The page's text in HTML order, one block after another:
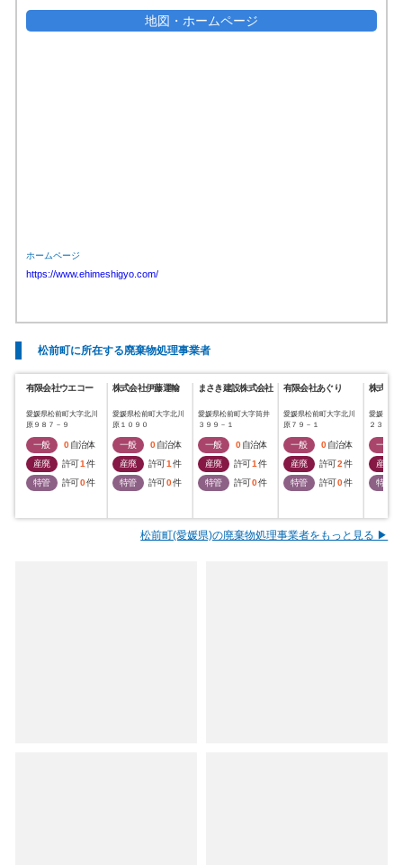
地図・ホームページ
ホームページ
https://www.ehimeshigyo.com/
松前町に所在する廃棄物処理事業者
有限会社ウエコー
愛媛県松前町大字北川
原９８７－９
一般 0 自治体
産廃
許可1 件
特管
許可0件
株式会社伊藤運輸
愛媛県松前町大字北川
原１０９０
一般 0 自治体
産廃
許可1 件
特管
許可0件
まさき建設株式会社
愛媛県松前町大字筒井
３９９－１
一般 0 自治体
産廃
許可1 件
特管
許可0件
有限会社あぐり
愛媛県松前町大字北川
原７９－１
一般 0 自治体
産廃
許可2 件
特管
許可0件
株式会
愛媛県松
２３３－
一般
産廃
特管
松前町(愛媛県)の廃棄物処理事業者をもっと見る ▶